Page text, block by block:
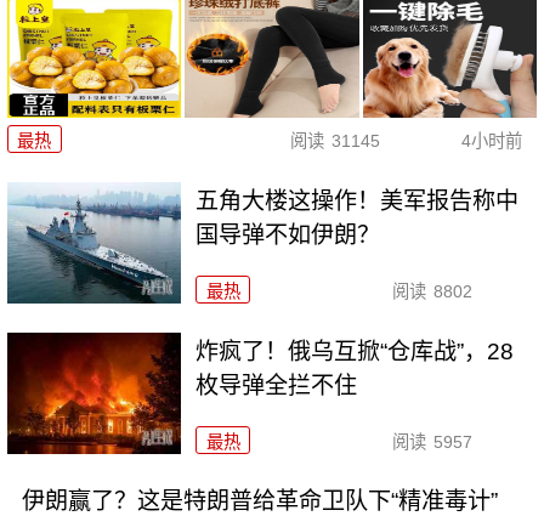
最热 阅读 31145 4小时前
五角大楼这操作！美军报告称中
国导弹不如伊朗？
最热 阅读 8802
炸疯了！俄乌互掀“仓库战”，28
枚导弹全拦不住
最热 阅读 5957
伊朗赢了？这是特朗普给革命卫队下“精准毒计”